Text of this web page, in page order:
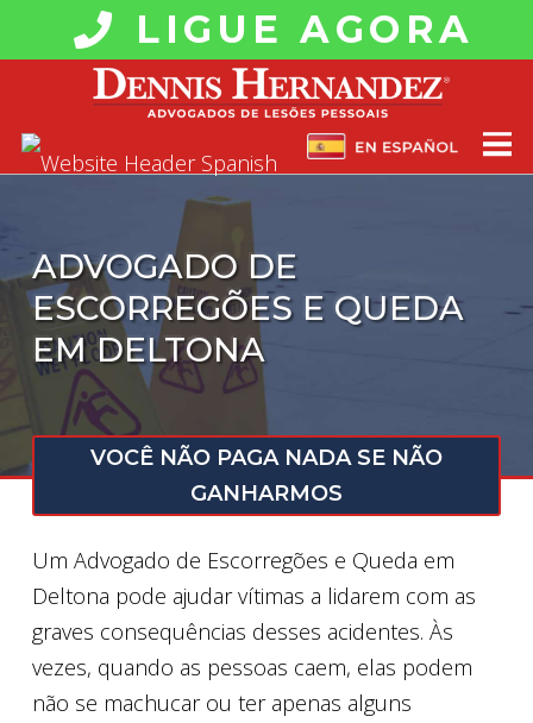
LIGUE AGORA
ADVOGADO DE
ESCORREGÕES E QUEDA
EM DELTONA
VOCÊ NÃO PAGA NADA SE NÃO
GANHARMOS
Um Advogado de Escorregões e Queda em
Deltona pode ajudar vítimas a lidarem com as
graves consequências desses acidentes. Às
vezes, quando as pessoas caem, elas podem
não se machucar ou ter apenas alguns